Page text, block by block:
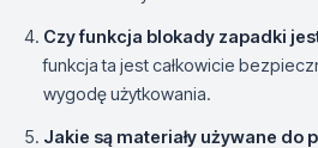
Czy funkcja blokady zapadki
funkcja ta jest całkowicie
wygodę użytkowania.
Jakie są materiały używane do